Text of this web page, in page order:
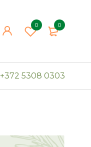
0
0
+372 5308 0303